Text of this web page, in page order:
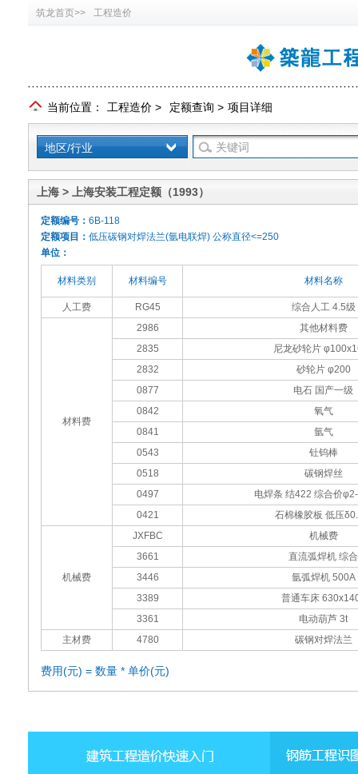
筑龙首页>> 工程造价
当前位置： 工程造价 > 定额查询 > 项目详细
地区/行业
上海 > 上海安装工程定额（1993）
定额编号： 6B-118
定额项目： 低压碳钢对焊法兰(氩电联焊) 公称直径<=250
单位：
材料类别 材料编号 材料名称
人工费 RG45 综合人工 4.5级
材料费
2986
其他材料费
2835
尼龙砂轮片
2832
砂轮片 φ200
0877
电石 国产一级
0842
氧气
0841
氩气
0543
钍钨棒
0518
碳钢焊丝
0497
电焊条 结422 综合价
0421
石棉橡胶板 低压
机械费
JXFBC
机械费
3661
直流弧焊机 综合
3446
氩弧焊机 500A
3389
普通车床
3361
电动葫芦 3t
主材费
4780 碳钢对焊法兰
费用(元) = 数量 * 单价(元)